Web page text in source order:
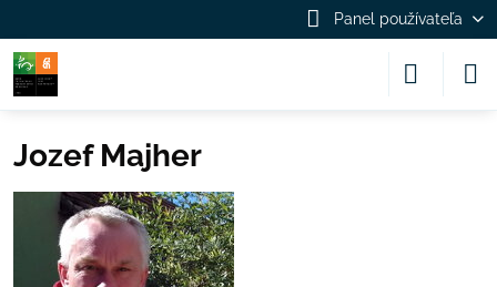
Panel používateľa
Jozef Majher